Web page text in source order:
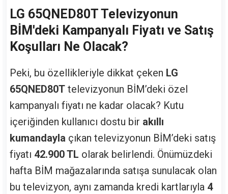
LG 65QNED80T Televizyonun
BİM'deki Kampanyalı Fiyatı ve Satış
Koşulları Ne Olacak?
Peki, bu özellikleriyle dikkat çeken LG
65QNED80T televizyonun BİM’deki özel
kampanyalı fiyatı ne kadar olacak? Kutu
içeriğinden kullanıcı dostu bir akıllı
kumandayla çıkan televizyonun BİM’deki satış
fiyatı 42.900 TL olarak belirlendi. Önümüzdeki
hafta BİM mağazalarında satışa sunulacak olan
bu televizyon, aynı zamanda kredi kartlarıyla 4